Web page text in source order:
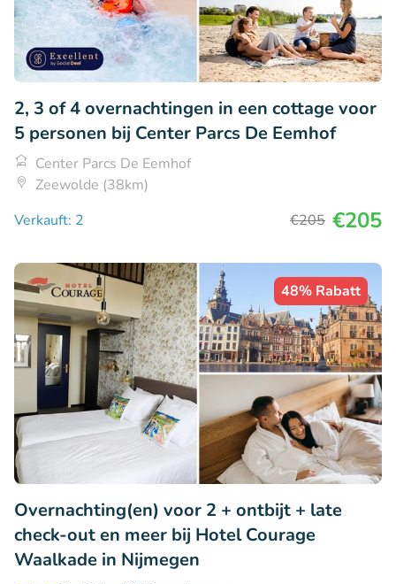
2, 3 of 4 overnachtingen in een cottage voor
5 personen bij Center Parcs De Eemhof
Center Parcs De Eemhof
Zeewolde (38km)
Verkauft: 2
€205 €205
48% Rabatt
Overnachting(en) voor 2 + ontbijt + late
check-out en meer bij Hotel Courage
Waalkade in Nijmegen